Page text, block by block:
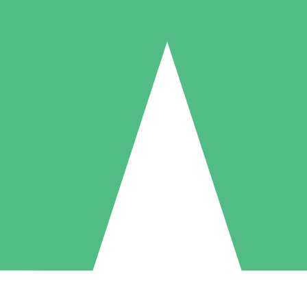
Packs de Crédits Individuels
à l'utilisation avec des crédits de téléchargement. Sans engagement
5 Téléchargements
US$